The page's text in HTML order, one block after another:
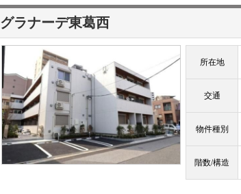
グラナーデ東葛西
所在地
交通
物件種別
階数/構造